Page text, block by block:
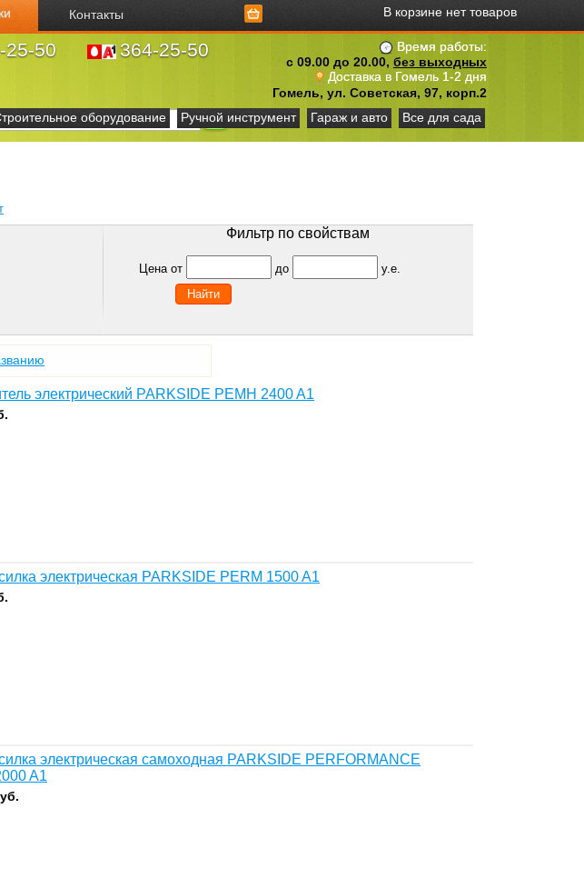
Контакты В корзине нет товаров
Время работы:
с 09.00 до 20.00, без выходных
Доставка в Гомель 1-2 дня
Гомель, ул. Советская, 97, корп.2
25-50 364-25-50
оборудование Ручной инструмент Гараж и авто Все для сада
Фильтр по свойствам
Цена от до у.е.
электрический PARKSIDE PEMH 2400 A1
электрическая PARKSIDE PERM 1500 A1
электрическая самоходная PARKSIDE PERFORMANCE
A1